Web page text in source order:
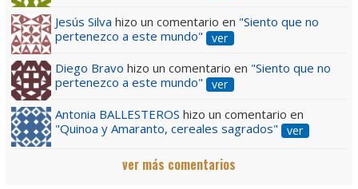
Jesús Silva hizo un comentario en "Siento que no
pertenezco a este mundo"
ver
Diego Bravo hizo un comentario en "Siento que no
pertenezco a este mundo"
ver
Antonia BALLESTEROS hizo un comentario en
"Quinoa y Amaranto, cereales sagrados"
ver
ver más comentarios